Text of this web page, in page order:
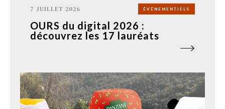
7 JUILLET 2026 ÉVÉNEMENTIELS
OURS du digital 2026 :
découvrez les 17 lauréats